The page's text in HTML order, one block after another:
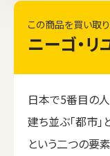
この商品を買い取
ニーゴ・
日本で5番目の
建ち並ぶ「都市」
という二つの要